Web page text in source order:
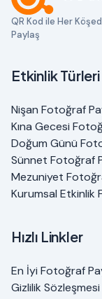
QR Kod ile Her
Paylaş
Etkinlik Türleri
Nişan Fotoğraf
Kına Gecesi
Doğum Günü
Sünnet Fotoğraf
Mezuniyet
Kurumsal Etkinlik
Hızlı Linkler
En İyi Fotoğraf
Gizlilik Sözleşmesi